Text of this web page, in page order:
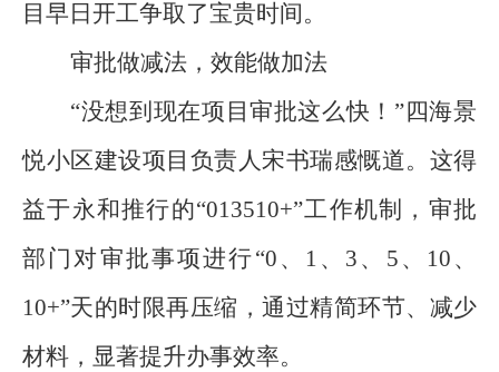
目早日开工争取了宝贵时间。
审批做减法，效能做加法
“没想到现在项目审批这么快！ ”四海景
悦小区建设项目负责人宋书瑞感慨道。这得
益于永和推行的“013510+”工作机制，审批
部门对审批事项进行“0 、 1 、 3 、 5 、 10 、
10+”天的时限再压缩，通过精简环节、减少
材料，显著提升办事效率。